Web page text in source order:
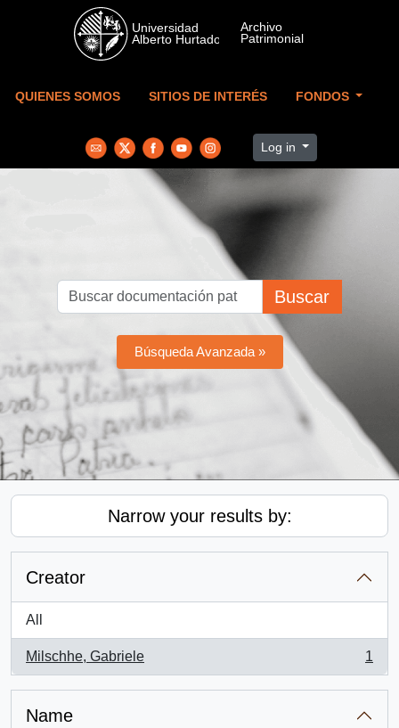
Skip to main content
QUIENES SOMOS SITIOS DE INTERÉS FONDOS
Log in
Buscar
Búsqueda Avanzada »
Narrow your results by:
Creator
All
Milschhe, Gabriele
, 1 results
1
Name